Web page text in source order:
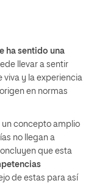
ha sentido una
llevar a sentir
viva y la experiencia
en normas
un concepto amplio
no llegan a
que esta
de estas para así